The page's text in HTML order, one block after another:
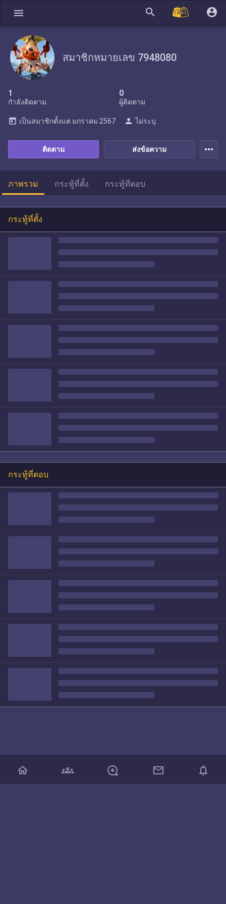
menu search account_circle
สมาชิกหมายเลข 7948080
1
กำลังติดตาม
0
ผู้ติดตาม
ส่งข้อความ
ติดตาม
today เป็นสมาชิกตั้งแต่ มกราคม 2567 person ไม่ระบุ
more_horiz
ภาพรวม กระทู้ที่ตั้ง กระทู้ที่ตอบ
กระทู้ที่ตั้ง
กระทู้ที่ตอบ